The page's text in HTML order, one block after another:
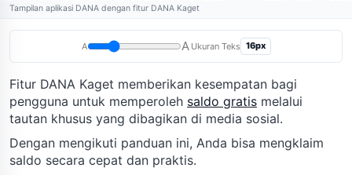
Tampilan aplikasi DANA dengan fitur DANA Kaget
A A Ukuran Teks 16px
Fitur DANA Kaget memberikan kesempatan bagi
pengguna untuk memperoleh saldo gratis melalui
tautan khusus yang dibagikan di media sosial.
Dengan mengikuti panduan ini, Anda bisa mengklaim
saldo secara cepat dan praktis.